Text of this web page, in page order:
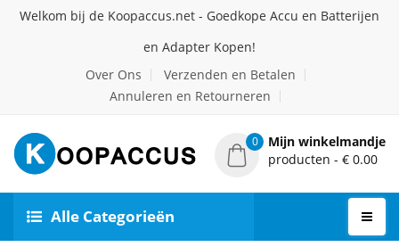
Welkom bij de Koopaccus.net - Goedkope Accu en Batterijen
en Adapter Kopen!
Over Ons
Verzenden en Betalen
Annuleren en Retourneren
0
Mijn winkelmandje
producten - € 0.00
Alle Categorieën